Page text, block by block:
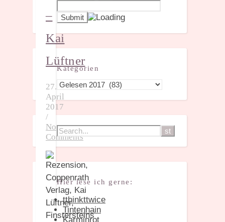
–
Kai
Lüftner
27.
April
2017
/
No
Comments
Kategorien
Kategorien
Hier lese ich gerne:
tthinkttwice
Tintenhain
Karminrot